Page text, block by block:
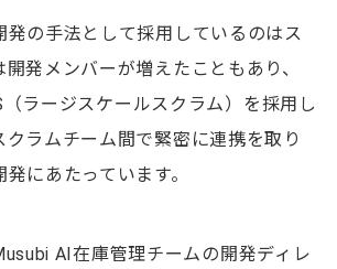
発の手法として採用しているのはス
発メンバーが増えたこともあり、
ラージスケールスクラム）を採用し
クラムチーム間で緊密に連携を取り
にあたっています。
AI在庫管理チームの開発ディレ